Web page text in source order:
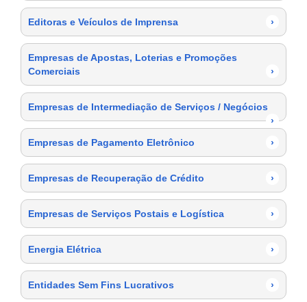
Editoras e Veículos de Imprensa ›
Empresas de Apostas, Loterias e Promoções
Comerciais
›
Empresas de Intermediação de Serviços / Negócios
›
Empresas de Pagamento Eletrônico
›
Empresas de Recuperação de Crédito ›
Empresas de Serviços Postais e Logística ›
Energia Elétrica ›
Entidades Sem Fins Lucrativos ›